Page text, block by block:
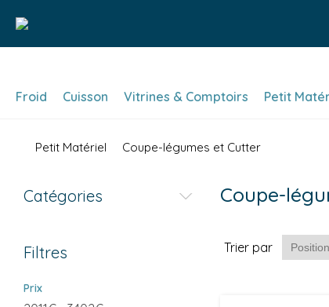
Froid Cuisson Vitrines & Comptoirs Petit
Petit Matériel Coupe-légumes et Cutter
Catégories
Filtres
Prix
Coupe-
Trier par